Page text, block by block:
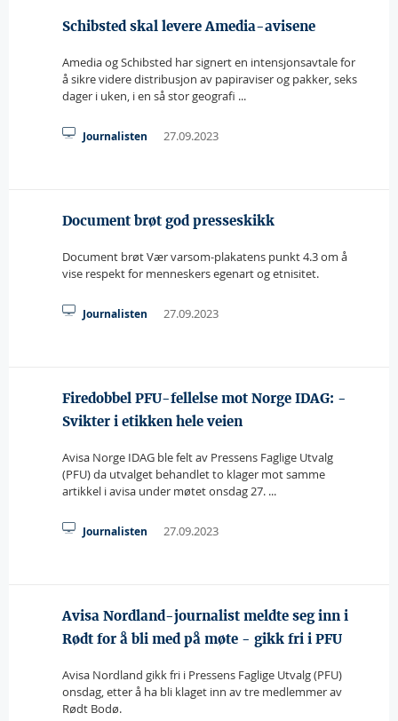
Schibsted skal levere Amedia-avisene
Amedia og Schibsted har signert en intensjonsavtale for
å sikre videre distribusjon av papiraviser og pakker, seks
dager i uken, i en så stor geografi ...
Journalisten 27.09.2023
Document brøt god presseskikk
Document brøt Vær varsom-plakatens punkt 4.3 om å
vise respekt for menneskers egenart og etnisitet.
Journalisten 27.09.2023
Firedobbel PFU-fellelse mot Norge IDAG: -
Svikter i etikken hele veien
Avisa Norge IDAG ble felt av Pressens Faglige Utvalg
(PFU) da utvalget behandlet to klager mot samme
artikkel i avisa under møtet onsdag 27. ...
Journalisten 27.09.2023
Avisa Nordland-journalist meldte seg inn i
Rødt for å bli med på møte - gikk fri i PFU
Avisa Nordland gikk fri i Pressens Faglige Utvalg (PFU)
onsdag, etter å ha bli klaget inn av tre medlemmer av
Rødt Bodø.